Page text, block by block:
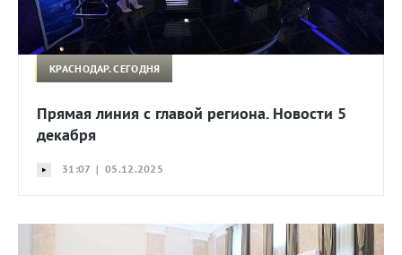
КРАСНОДАР. СЕГОДНЯ
Прямая линия с главой региона. Новости 5
декабря
31:07 | 05.12.2025